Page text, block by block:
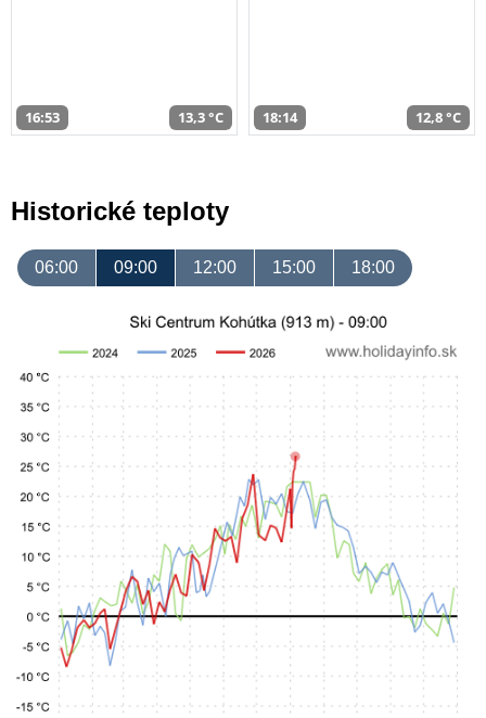
16:53 13,3 °C 18:14 12,8 °C
Historické teploty
06:00 09:00 12:00 15:00 18:00